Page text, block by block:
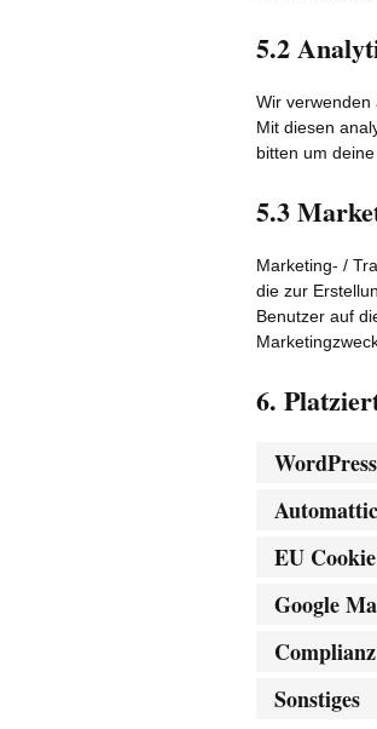
5.2
Wir verwenden
Mit diesen
bitten um
5.3
Marketing- /
die zur
Benutzer auf
6.
WordPress
Automattic
EU
Google
Complianz
Sonstiges